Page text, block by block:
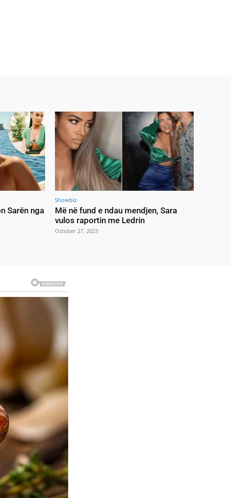
Sarën nga
Showbiz
Më në fund e ndau mendjen, Sara
vulos raportin me Ledrin
October 27, 2023